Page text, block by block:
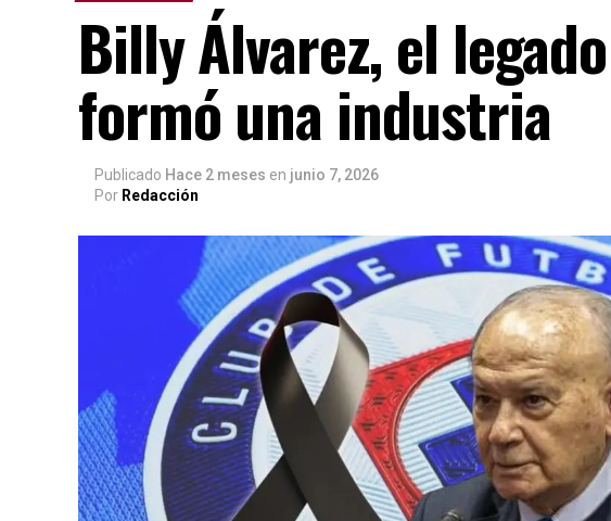
Billy Álvarez, el
formó una industria
Publicado Hace 2 meses en junio 7, 2026
Por Redacción